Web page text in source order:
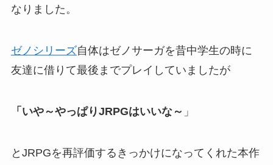
なりました。
ゼノシリーズ自体はゼノサーガを昔中学生の時に
友達に借りて最後までプレイしていましたが
「いや～やっぱりJRPGはいいな～ 」
とJRPGを再評価するきっかけになってくれた本作